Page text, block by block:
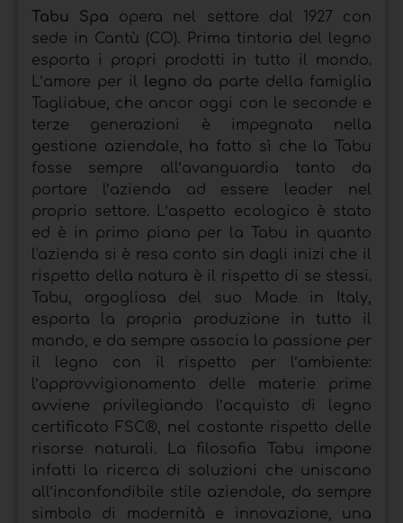
Tabu Spa opera nel settore dal 1927 con
sede in Cantù (CO). Prima tintoria del legno
esporta i propri prodotti in tutto il mondo.
L’amore per il
legno da parte della famiglia
Tagliabue, che ancor oggi con le seconde e
terze generazioni è impegnata nella
gestione aziendale, ha fatto sì che la Tabu
fosse sempre all’avanguardia tanto da
portare l’azienda ad essere leader nel
proprio settore. L’aspetto ecologico è stato
ed è in primo piano per la Tabu in quanto
l'azienda si è resa conto sin dagli inizi che il
rispetto della natura è il rispetto di se stessi.
Tabu, orgogliosa del suo Made in Italy,
esporta la propria produzione in tutto il
mondo, e da sempre associa la passione per
il legno con il rispetto per l’ambiente:
l’approvvigionamento delle materie prime
avviene privilegiando l’acquisto di legno
certificato FSC®, nel costante rispetto delle
risorse naturali. La filosofia Tabu impone
infatti la ricerca di soluzioni che uniscano
all’inconfondibile stile aziendale, da sempre
simbolo di modernità e innovazione, una